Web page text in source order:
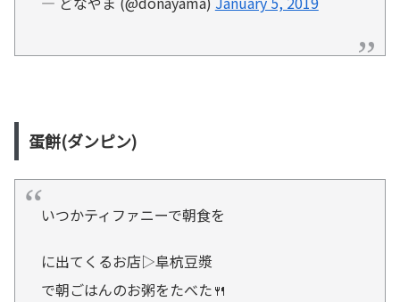
蛋餅(ダンピン)
いつかティファニーで朝食を
に出てくるお店▷阜杭豆漿
で朝ごはんのお粥をたべた🍴